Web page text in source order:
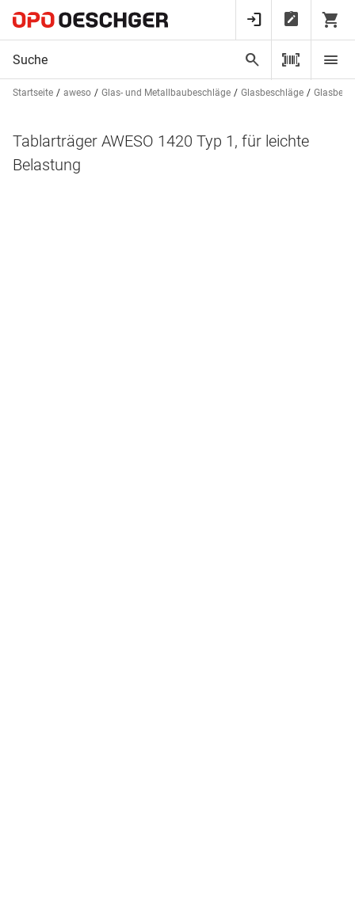
Startseite aweso Glas- und Metallbaubeschläge Glasbeschläge
Tablarträger AWESO 1420 Typ 1, für leichte
Belastung